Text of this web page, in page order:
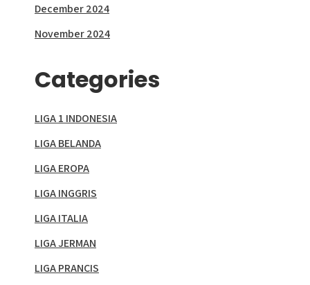
December 2024
November 2024
Categories
LIGA 1 INDONESIA
LIGA BELANDA
LIGA EROPA
LIGA INGGRIS
LIGA ITALIA
LIGA JERMAN
LIGA PRANCIS